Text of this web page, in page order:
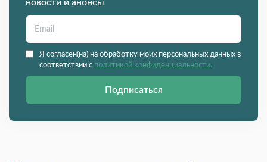
новости и анонсы
Я согласен(на) на обработку моих персональных данных в
соответствии с политикой конфиденциальности.
Подписаться